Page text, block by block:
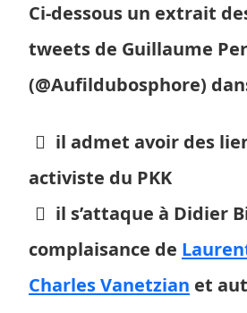
Ci-dessous un extrait
tweets de Guillaume
(@Aufildubosphore)
il admet avoir des
activiste du PKK
il s’attaque à Didier
complaisance de
Charles Vanetzian et